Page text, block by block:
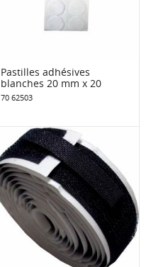
Pastilles adhésives
blanches 20 mm x 20
70 62503